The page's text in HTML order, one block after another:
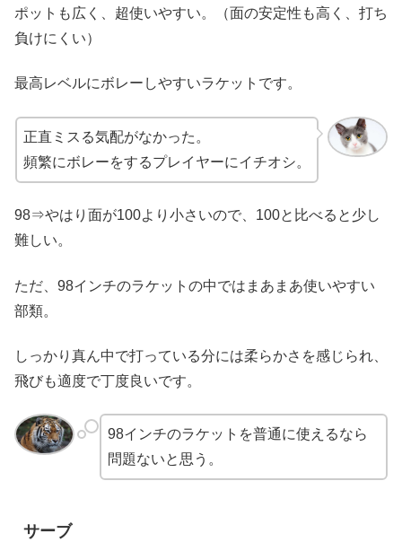
ポットも広く、超使いやすい。（面の安定性も高く、打ち
負けにくい）
最高レベルにボレーしやすいラケットです。
正直ミスる気配がなかった。
頻繁にボレーをするプレイヤーにイチオシ。
98⇒やはり面が100より小さいので、100と比べると少し
難しい。
ただ、98インチのラケットの中ではまあまあ使いやすい
部類。
しっかり真ん中で打っている分には柔らかさを感じられ、
飛びも適度で丁度良いです。
98インチのラケットを普通に使えるなら
問題ないと思う。
サーブ